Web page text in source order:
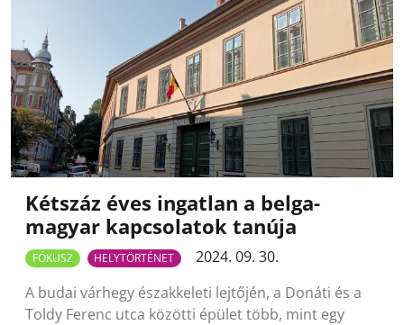
Kétszáz éves ingatlan a belga-
magyar kapcsolatok tanúja
FÓKUSZ HELYTÖRTÉNET
2024. 09. 30.
A budai várhegy északkeleti lejtőjén, a Donáti és a
Toldy Ferenc utca közötti épület több, mint egy